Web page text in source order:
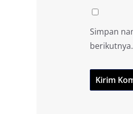
Simpan
berikutnya.